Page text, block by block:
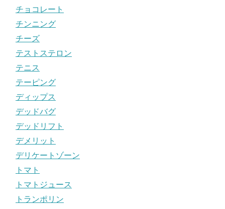
チョコレート
チンニング
チーズ
テストステロン
テニス
テーピング
ディップス
デッドバグ
デッドリフト
デメリット
デリケートゾーン
トマト
トマトジュース
トランポリン